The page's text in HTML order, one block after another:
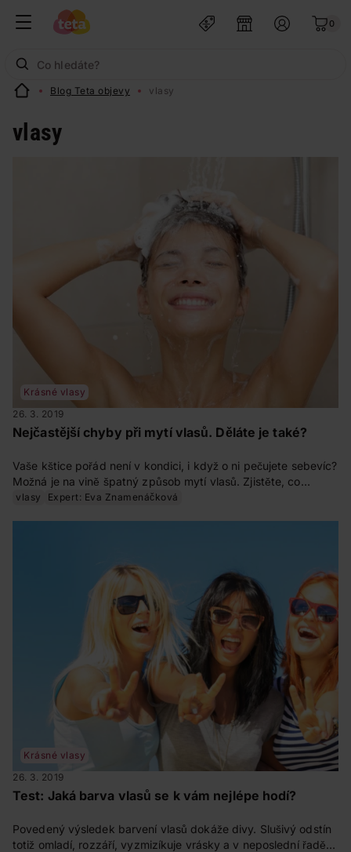
0
Blog Teta objevy vlasy
vlasy
Krásné vlasy
26. 3. 2019
Nejčastější chyby při mytí vlasů. Děláte je také?
Vaše kštice pořád není v kondici, i když o ni pečujete sebevíc?
Možná je na vině špatný způsob mytí vlasů. Zjistěte, co
všechno jim ubírá na kráse a jak si vlastně správně mýt vlasy.
vlasy Expert: Eva Znamenáčková
Krásné vlasy
26. 3. 2019
Test: Jaká barva vlasů se k vám nejlépe hodí?
Povedený výsledek barvení vlasů dokáže divy. Slušivý odstín
totiž omladí, rozzáří, vyzmizíkuje vrásky a v neposlední řadě